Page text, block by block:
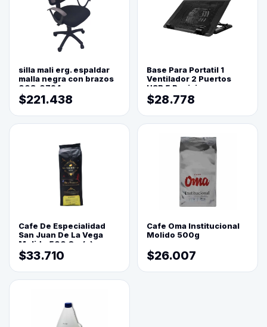
silla mali erg. espaldar
malla negra con brazos
003-0794
$221.438
Base Para Portatil 1
Ventilador 2 Puertos
USB 5 Posiciones
$28.778
Cafe De Especialidad
San Juan De La Vega
Molido 500 Grs(=)
$33.710
Cafe Oma Institucional
Molido 500g
$26.007